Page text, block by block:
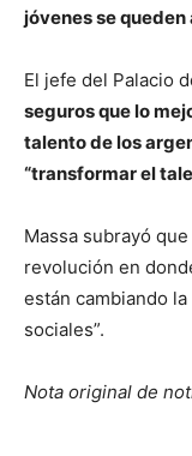
jóvenes se queden
El jefe del Palacio
seguros que lo
talento de los
“transformar el
Massa subrayó
revolución en
están cambiando
sociales”.
Nota original de